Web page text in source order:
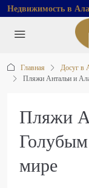
Недвижимость в
Главная
Досуг в
Пляжи Антальи и
Пляжи
мире